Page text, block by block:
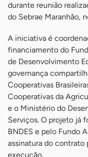
durante reunião
do Sebrae Maranhão,
A iniciativa é
financiamento do
de Desenvolvimento
governança
Cooperativas
Cooperativas da
e o Ministério do
Serviços. O projeto já
BNDES e pelo Fundo
assinatura do contrato
execução.